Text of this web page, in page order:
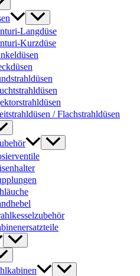
Langdüse
Kurzdüse
/ Flachstrahldüsen